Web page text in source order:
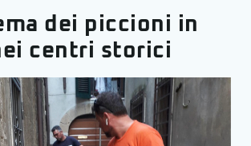
dei piccioni in
centri storici